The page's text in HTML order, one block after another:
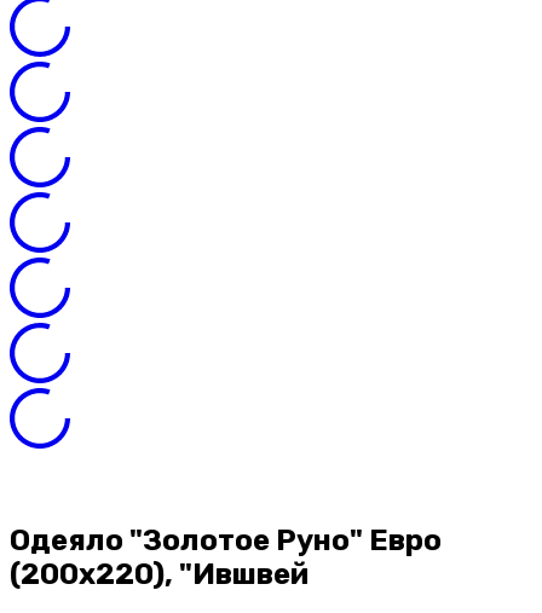
Одеяло "Золотое Руно" Евро
(200х220), "Ившвей